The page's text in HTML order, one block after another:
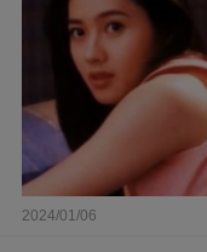
2024/01/06